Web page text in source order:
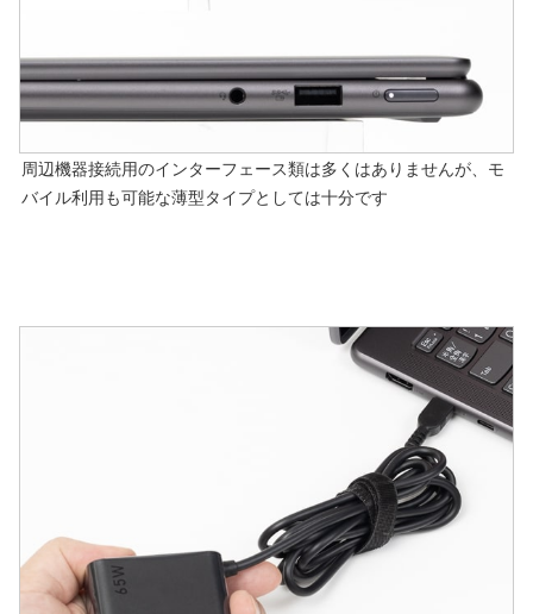
周辺機器接続用のインターフェース類は多くはありませんが、モ
バイル利用も可能な薄型タイプとしては十分です